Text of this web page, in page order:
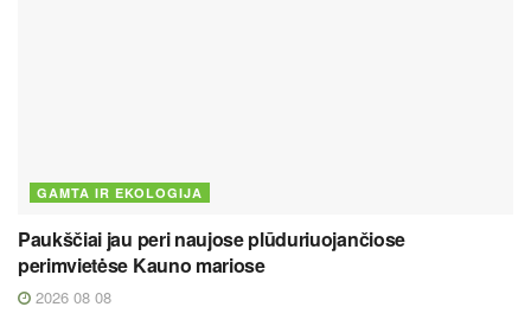
GAMTA IR EKOLOGIJA
Paukščiai jau peri naujose plūduriuojančiose
perimvietėse Kauno mariose
2026 08 08